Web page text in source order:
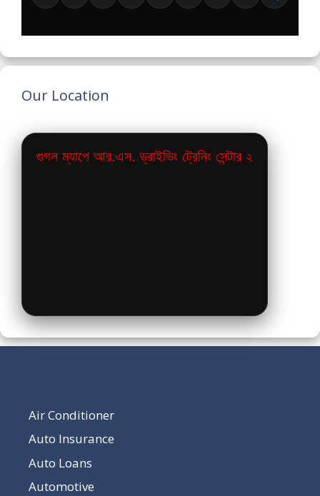
Our Location
গুগল ম্যাপে আর.এস. ড্রাইভিং ট্রেনিং সেন্টার ২
Air Conditioner
Auto Insurance
Auto Loans
Automotive